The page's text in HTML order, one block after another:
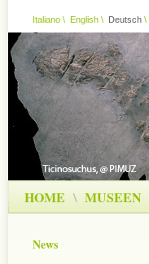
Italiano \ English \ Deutsch \
HOME \ MUSEEN
News